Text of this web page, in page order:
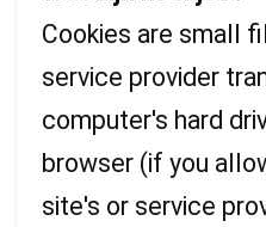
Cookies are small
service provider
computer's hard
browser (if you
site's or service